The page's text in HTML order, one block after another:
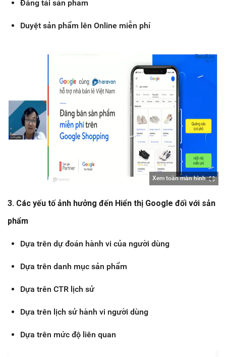
Đăng tải sản phẩm
Duyệt sản phẩm lên Online miễn phí
Xem toàn màn hình
3. Các yếu tố ảnh hưởng đến Hiển thị Google đối với sản
phẩm
Dựa trên dự đoán hành vi của người dùng
Dựa trên danh mục sản phẩm
Dựa trên CTR lịch sử
Dựa trên lịch sử hành vi người dùng
Dựa trên mức độ liên quan